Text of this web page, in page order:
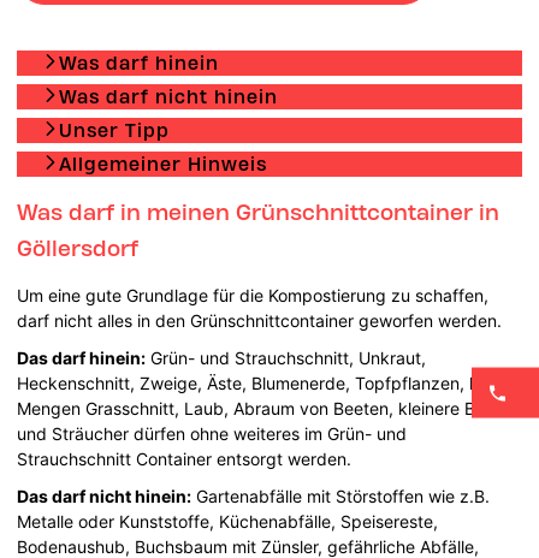
Was darf hinein
Was darf nicht hinein
Unser Tipp
Allgemeiner Hinweis
Was darf in meinen Grünschnittcontainer in
Göllersdorf
Um eine gute Grundlage für die Kompostierung zu schaffen,
darf nicht alles in den Grünschnittcontainer geworfen werden.
Das darf hinein: Grün- und Strauchschnitt, Unkraut,
Heckenschnitt, Zweige, Äste, Blumenerde, Topfpflanzen, kleine
Mengen Grasschnitt, Laub, Abraum von Beeten, kleinere Bäume
und Sträucher dürfen ohne weiteres im Grün- und
Strauchschnitt Container entsorgt werden.
Das darf nicht hinein: Gartenabfälle mit Störstoffen wie z.B.
Metalle oder Kunststoffe, Küchenabfälle, Speisereste,
Bodenaushub, Buchsbaum mit Zünsler, gefährliche Abfälle,